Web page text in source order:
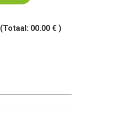
(Totaal: 00.00 € )